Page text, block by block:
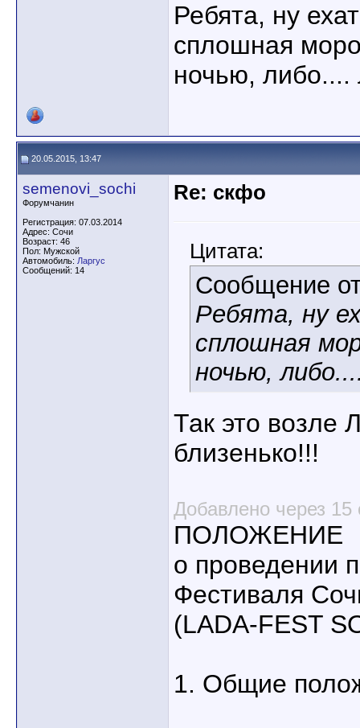
Ребята, ну
сплошная
ночью,
20.05.2015, 13:47
semenovi_sochi
Форумчанин
Регистрация: 07.03.2014
Адрес: Сочи
Возраст: 46
Пол: Мужской
Автомобиль: Ларгус
Сообщений: 14
Re: скфо
Цитата:
Сообщение
Ребята, ну
сплошная
ночью,
Так это возле
близенько!!!
Добавлено через 15
ПОЛОЖЕНИЕ
о проведении
Фестиваля
(LADA-FEST
1. Общие